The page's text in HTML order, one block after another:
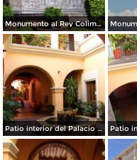
Monumento al Rey Colimán
Patio interior del Palacio Municipal